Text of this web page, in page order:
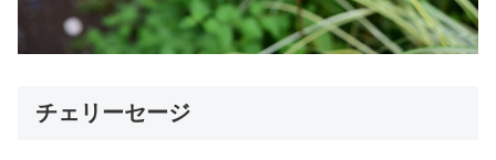
チェリーセージ